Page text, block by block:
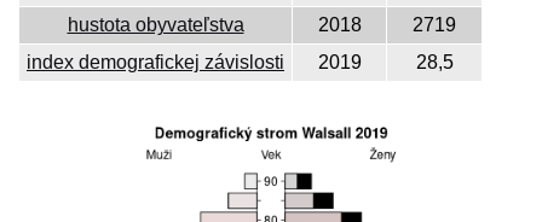
hustota obyvateľstva
2018
2719
index demografickej závislosti
2019 28,5